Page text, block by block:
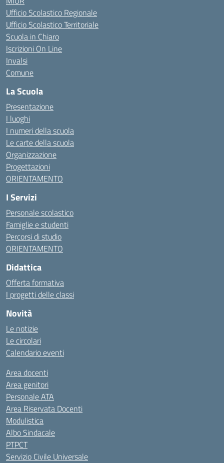
Ufficio Scolastico Regionale
Ufficio Scolastico Territoriale
Scuola in Chiaro
Iscrizioni On Line
Invalsi
Comune
La Scuola
Presentazione
I luoghi
I numeri della scuola
Le carte della scuola
Organizzazione
Progettazioni
ORIENTAMENTO
I Servizi
Personale scolastico
Famiglie e studenti
Percorsi di studio
ORIENTAMENTO
Didattica
Offerta formativa
I progetti delle classi
Novità
Le notizie
Le circolari
Calendario eventi
Area docenti
Area genitori
Personale ATA
Area Riservata Docenti
Modulistica
Albo Sindacale
PTPCT
Servizio Civile Universale